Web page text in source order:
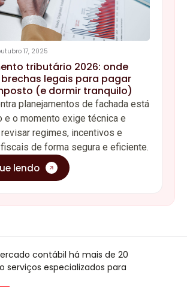
17, 2025
tributário 2026: onde
legais para pagar
(e dormir tranquilo)
planejamentos de fachada está
e o momento exige técnica e
regimes, incentivos e
de forma segura e eficiente.
lendo
contábil há mais de 20
serviços especializados para